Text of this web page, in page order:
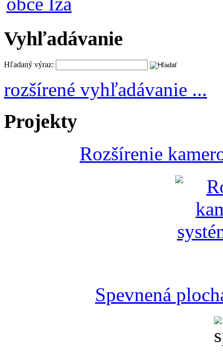
Vyhľadávanie
Hľadaný výraz:
rozšírené vyhľadávanie ...
Projekty
Rozšírenie
Spevnená